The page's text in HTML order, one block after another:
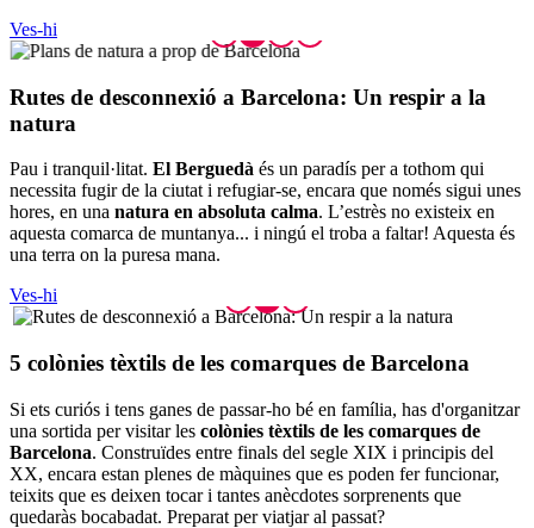
Ves-hi
Rutes de desconnexió a Barcelona: Un respir a la
natura
Pau i tranquil·litat. El Berguedà és un paradís per a tothom qui
necessita fugir de la ciutat i refugiar-se, encara que només sigui unes
hores, en una natura en absoluta calma. L’estrès no existeix en
aquesta comarca de muntanya... i ningú el troba a faltar! Aquesta és
una terra on la puresa mana.
Ves-hi
5 colònies tèxtils de les comarques de Barcelona
Si ets curiós i tens ganes de passar-ho bé en família, has d'organitzar
una sortida per visitar les colònies tèxtils de les comarques de
Barcelona. Construïdes entre finals del segle XIX i principis del
XX, encara estan plenes de màquines que es poden fer funcionar,
teixits que es deixen tocar i tantes anècdotes sorprenents que
quedaràs bocabadat. Preparat per viatjar al passat?